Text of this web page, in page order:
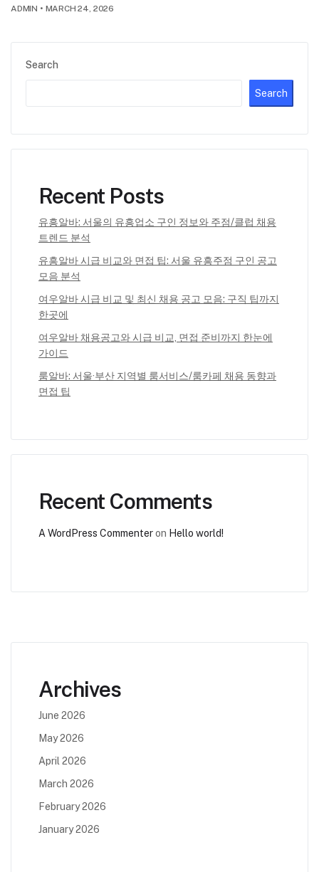
Search
Search
Recent Posts
유흥알바: 서울의 유흥업소 구인 정보와 주점/클럽 채용
트렌드 분석
유흥알바 시급 비교와 면접 팁: 서울 유흥주점 구인 공고
모음 분석
여우알바 시급 비교 및 최신 채용 공고 모음: 구직 팁까지
한곳에
여우알바 채용공고와 시급 비교, 면접 준비까지 한눈에
가이드
룸알바: 서울·부산 지역별 룸서비스/룸카페 채용 동향과
면접 팁
Recent Comments
A WordPress Commenteron Hello world!
ADMIN • MARCH 24, 2026
Archives
June 2026
May 2026
April 2026
March 2026
February 2026
January 2026